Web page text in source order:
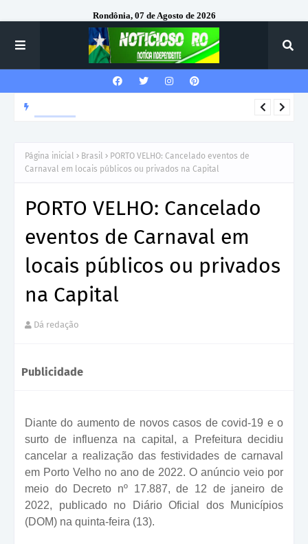
Rondônia, 07 de Agosto de 2026
Página inicial Brasil
PORTO VELHO: Cancelado eventos de
Carnaval em locais públicos ou privados na Capital
PORTO VELHO: Cancelado
eventos de Carnaval em
locais públicos ou privados
na Capital
Dá redação
Publicidade
Diante do aumento de novos casos de covid-19 e o
surto de influenza na capital, a Prefeitura decidiu
cancelar a realização das festividades de carnaval
em Porto Velho no ano de 2022. O anúncio veio por
meio do Decreto nº 17.887, de 12 de janeiro de
2022, publicado no Diário Oficial dos Municípios
(DOM) na quinta-feira (13).